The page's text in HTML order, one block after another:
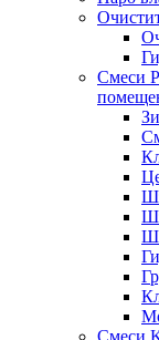
Смеси
Смеси